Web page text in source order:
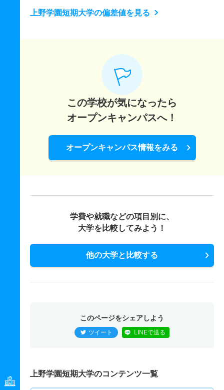
上野学園短期大学の偏差値を見る
この学校が気になったら
オープンキャンパスへ！
オープンキャンパス情報をみる
学費や就職などの項目別に、
大学を比較してみよう！
他の大学と比較する
このページをシェアしよう
ツイート LINEで送る
上野学園短期大学のコンテンツ一覧